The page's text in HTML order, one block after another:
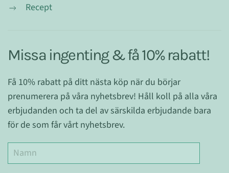
Recept
Missa ingenting & få 10% rabatt!
Få 10% rabatt på ditt nästa köp när du börjar
prenumerera på våra nyhetsbrev! Håll koll på alla våra
erbjudanden och ta del av särskilda erbjudande bara
för de som får vårt nyhetsbrev.